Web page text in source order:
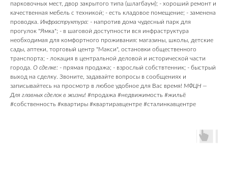
парковочных мест, двор закрытого типа (шлагбаум); - хороший ремонт и
качественная мебель с техникой; - есть кладовое помещение; - заменена
проводка. Инфраструктура: - напротив дома чудесный парк для
прогулок "Ямка"; - в шаговой доступности вся инфраструктура
необходимая для комфортного проживания: магазины, школы, детские
сады, аптеки, торговый центр "Макси", остановки общественного
транспорта; - локация в центральной деловой и исторической части
города. О сделке: - прямая продажа; - взрослый собствтенник; - быстрый
выход на сделку. Звоните, задавайте вопросы в сообщениях и
записывайтесь на просмотр в любое удобное для Вас время! МФЦН —
Для главных сделок в жизни! #продажа #недвижимость #жильё
#собственность #квартиры #квартиравцентре #сталинкавцентре